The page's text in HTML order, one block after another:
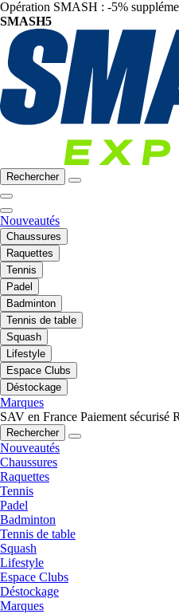
Opération SMASH : -5%
SMASH5
Rechercher
Nouveautés
Chaussures
Raquettes
Tennis
Padel
Badminton
Tennis de table
Squash
Lifestyle
Espace Clubs
Déstockage
Marques
SAV en France Paiement sécurisé
Rechercher
Nouveautés
Chaussures
Raquettes
Tennis
Padel
Badminton
Tennis de table
Squash
Lifestyle
Espace Clubs
Déstockage
Marques